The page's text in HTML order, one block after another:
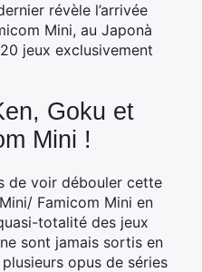
révèle l’arrivée
Mini, au Japonà
jeux exclusivement
Goku et
Mini !
de voir débouler cette
Famicom Mini en
totalité des jeux
sont jamais sortis en
opus de séries